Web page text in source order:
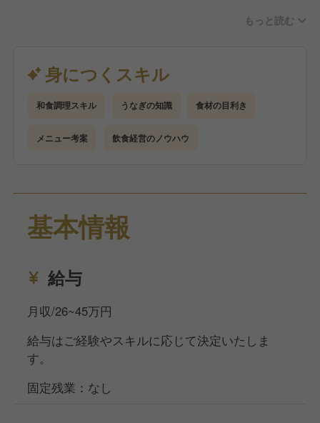
下ごしらえから調理まで、店舗ですべておこなってい
上記の業務に慣れてきたら、徐々に食材管理や人材育
成、メニュー考案などの店舗運営業務に携わっていた
だきます。
うなぎの知識は働きながらしっかりと身につけること
が可能です。
もっと読む
身につくスキル
和食調理スキル うなぎの知識 食材の目利き
メニュー考案 飲食経営のノウハウ
基本情報
給与
月収/26~45万円
給与はご経験やスキルに応じて決定いたしま
す。
固定残業：なし